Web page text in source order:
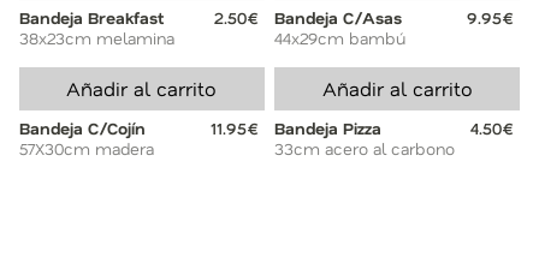
Bandeja Breakfast
2.50€
38x23cm melamina
Bandeja C/Asas
9.95€
44x29cm bambú
Añadir al carrito
Bandeja C/Cojín
11.95€
57X30cm madera
Añadir al carrito
Bandeja Pizza
4.50€
33cm acero al carbono